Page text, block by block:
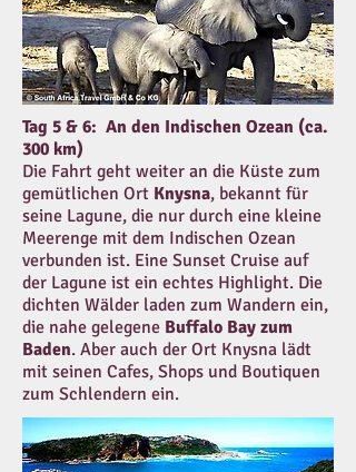
Tag 5 & 6: An den Indischen Ozean (ca.
300 km)
Die Fahrt geht weiter an die Küste zum
gemütlichen Ort Knysna, bekannt für
seine Lagune, die nur durch eine kleine
Meerenge mit dem Indischen Ozean
verbunden ist. Eine Sunset Cruise auf
der Lagune ist ein echtes Highlight. Die
dichten Wälder laden zum Wandern ein,
die nahe gelegene Buffalo Bay zum
Baden. Aber auch der Ort Knysna lädt
mit seinen Cafes, Shops und Boutiquen
zum Schlendern ein.